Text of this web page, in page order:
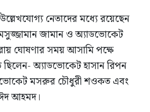
নেতাদের মধ্যে রয়েছেন
জামান ও অ্যাডভোকেট
ঘোষণার সময় আসামি পক্ষে
অ্যাডভোকেট হাসান রিপন
মসরুর চৌধুরী শওকত এবং
আহমদ।